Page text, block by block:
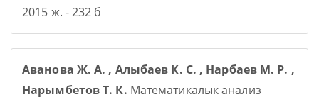
2015 ж. - 232 б
Аванова Ж. А. , Алыбаев К. С. , Нарбаев М. Р. ,
Нарымбетов Т. К. Математикалык анализ